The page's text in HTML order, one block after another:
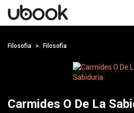
Filosofia Filosofia
Carmides O De La